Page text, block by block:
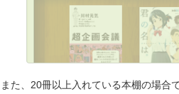
また、20冊以上入れている本棚の場合